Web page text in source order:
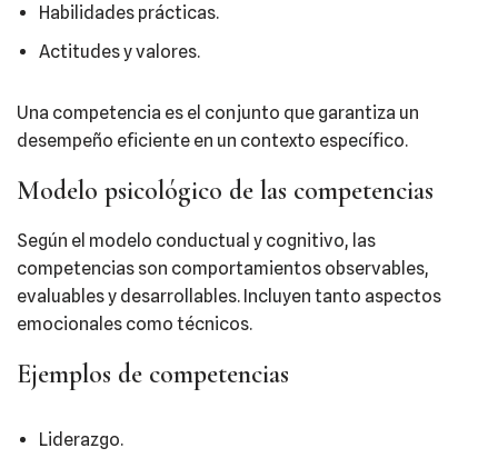
Habilidades prácticas.
Actitudes y valores.
Una competencia es el conjunto que garantiza un
desempeño eficiente en un contexto específico.
Modelo psicológico de las competencias
Según el modelo conductual y cognitivo, las
competencias son comportamientos observables,
evaluables y desarrollables. Incluyen tanto aspectos
emocionales como técnicos.
Ejemplos de competencias
Liderazgo.